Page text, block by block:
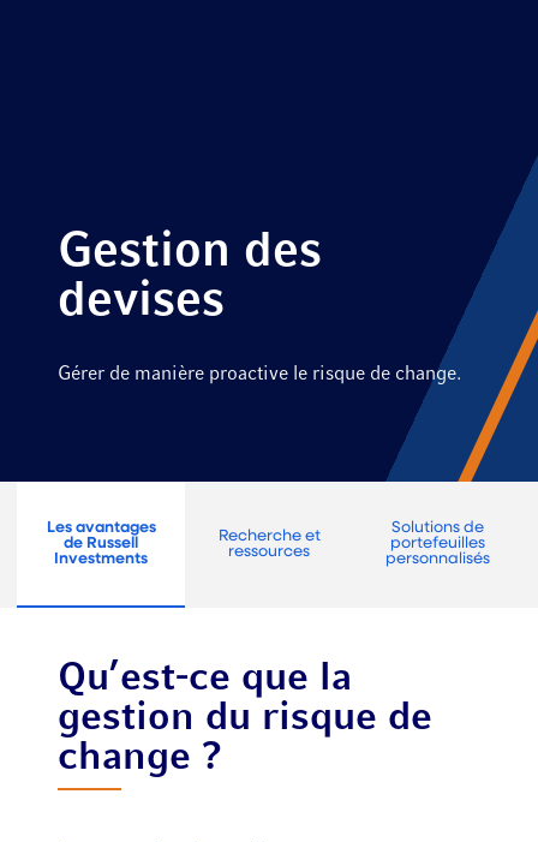
Gestion des
devises
Gérer de manière proactive le risque de change.
Les avantages
de Russell
Investments
Recherche et
ressources
Solutions de
portefeuilles
personnalisés
Qu’est-ce que la
gestion du risque de
change ?